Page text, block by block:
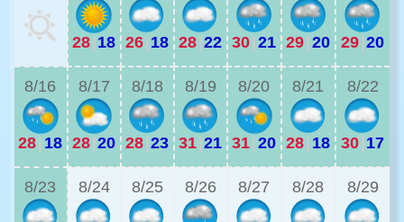
28|18 26|18 28|22 30|21 29|20 29|20
8/16
28| 18
8/17
28|20
8/18
28|23
8/19
31|21
8/20
31|20
8/21
28| 18
8/22
30|17
8/23 8/24 8/25 8/26 8/27 8/28 8/29